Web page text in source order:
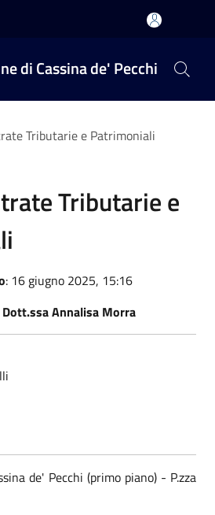
di Cassina de' Pecchi
Tributarie e Patrimoniali
Tributarie e
: 16 giugno 2025, 15:16
Annalisa Morra
de' Pecchi (primo piano) - P.zza